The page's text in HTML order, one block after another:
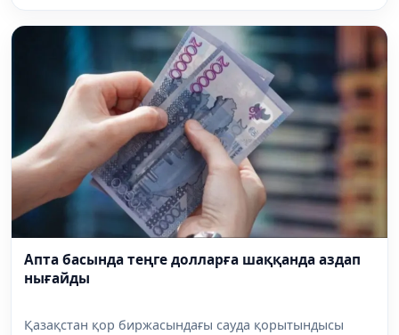
Апта басында теңге долларға шаққанда аздап
нығайды
Қазақстан қор биржасындағы сауда қорытындысы